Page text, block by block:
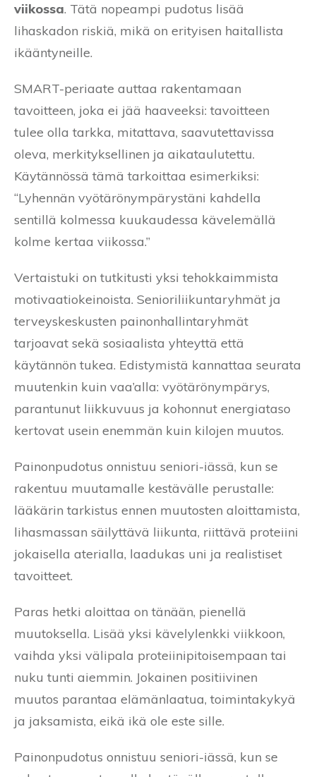
viikossa. Tätä nopeampi pudotus lisää
lihaskadon riskiä, mikä on erityisen haitallista
ikääntyneille.
SMART-periaate auttaa rakentamaan
tavoitteen, joka ei jää haaveeksi: tavoitteen
tulee olla tarkka, mitattava, saavutettavissa
oleva, merkityksellinen ja aikataulutettu.
Käytännössä tämä tarkoittaa esimerkiksi:
“Lyhennän vyötärönympärystäni kahdella
sentillä kolmessa kuukaudessa kävelemällä
kolme kertaa viikossa.”
Vertaistuki on tutkitusti yksi tehokkaimmista
motivaatiokeinoista. Senioriliikuntaryhmät ja
terveyskeskusten painonhallintaryhmät
tarjoavat sekä sosiaalista yhteyttä että
käytännön tukea. Edistymistä kannattaa seurata
muutenkin kuin vaa’alla: vyötärönympärys,
parantunut liikkuvuus ja kohonnut energiataso
kertovat usein enemmän kuin kilojen muutos.
Painonpudotus onnistuu seniori-iässä, kun se
rakentuu muutamalle kestävälle perustalle:
lääkärin tarkistus ennen muutosten aloittamista,
lihasmassan säilyttävä liikunta, riittävä proteiini
jokaisella aterialla, laadukas uni ja realistiset
tavoitteet.
Paras hetki aloittaa on tänään, pienellä
muutoksella. Lisää yksi kävelylenkki viikkoon,
vaihda yksi välipala proteiinipitoisempaan tai
nuku tunti aiemmin. Jokainen positiivinen
muutos parantaa elämänlaatua, toimintakykyä
ja jaksamista, eikä ikä ole este sille.
Painonpudotus onnistuu seniori-iässä, kun se